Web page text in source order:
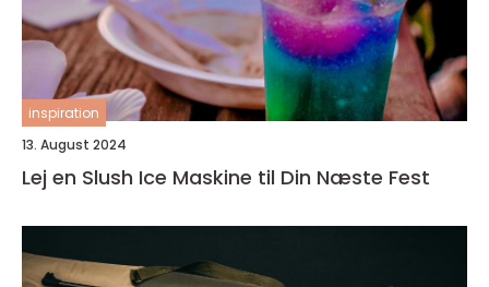
inspiration
13. August 2024
Lej en Slush Ice Maskine til Din Næste Fest